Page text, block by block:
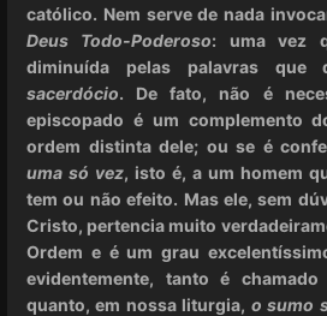
católico. Nem serve de nada
Deus Todo-Poderoso: uma vez
diminuída pelas palavras que
sacerdócio. De fato, não é
episcopado é um complemento
ordem distinta dele; ou se é
uma só vez, isto é, a um homem
tem ou não efeito. Mas ele, sem
Cristo, pertencia muito
Ordem e é um grau
evidentemente, tanto é
quanto, em nossa liturgia, o sumo